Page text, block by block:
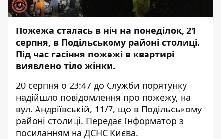
Пожежа сталась в ніч на понеділок, 21
серпня, в Подільському районі столиці.
Під час гасіння пожежі в квартирі
виявлено тіло жінки.
20 серпня о 23:47 до Служби порятунку
надійшло повідомлення про пожежу, на
вул. Андріївській, 11/7, що в Подільському
районі столиці. Передає Інформатор з
посиланням на ДСНС Києва.